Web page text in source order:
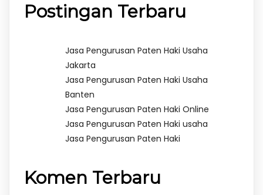
Postingan Terbaru
Jasa Pengurusan Paten Haki Usaha
Jakarta
Jasa Pengurusan Paten Haki Usaha
Banten
Jasa Pengurusan Paten Haki Online
Jasa Pengurusan Paten Haki usaha
Jasa Pengurusan Paten Haki
Komen Terbaru